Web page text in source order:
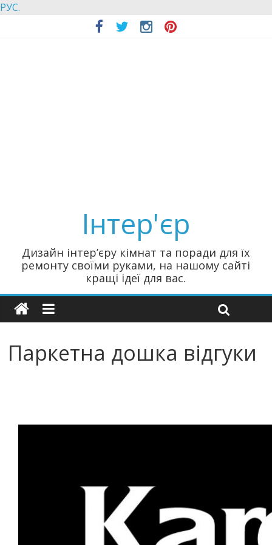
РУС.
Інтер'єр
Дизайн інтер’єру кімнат та поради для їх
ремонту своїми руками, на нашому сайті
кращі ідеї для вас.
Паркетна дошка відгуки